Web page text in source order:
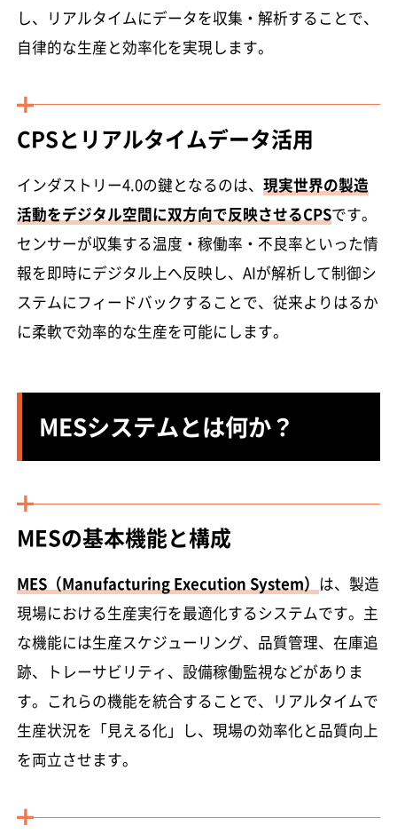
し、リアルタイムにデータを収集・解析することで、
自律的な生産と効率化を実現します。
CPSとリアルタイムデータ活用
インダストリー4.0の鍵となるのは、現実世界の製造
活動をデジタル空間に双方向で反映させるCPSです。
センサーが収集する温度・稼働率・不良率といった情
報を即時にデジタル上へ反映し、AIが解析して制御シ
ステムにフィードバックすることで、従来よりはるか
に柔軟で効率的な生産を可能にします。
MESシステムとは何か？
MESの基本機能と構成
MES（Manufacturing Execution System） は、製造
現場における生産実行を最適化するシステムです。主
な機能には生産スケジューリング、品質管理、在庫追
跡、トレーサビリティ、設備稼働監視などがありま
す。これらの機能を統合することで、リアルタイムで
生産状況を「見える化」し、現場の効率化と品質向上
を両立させます。